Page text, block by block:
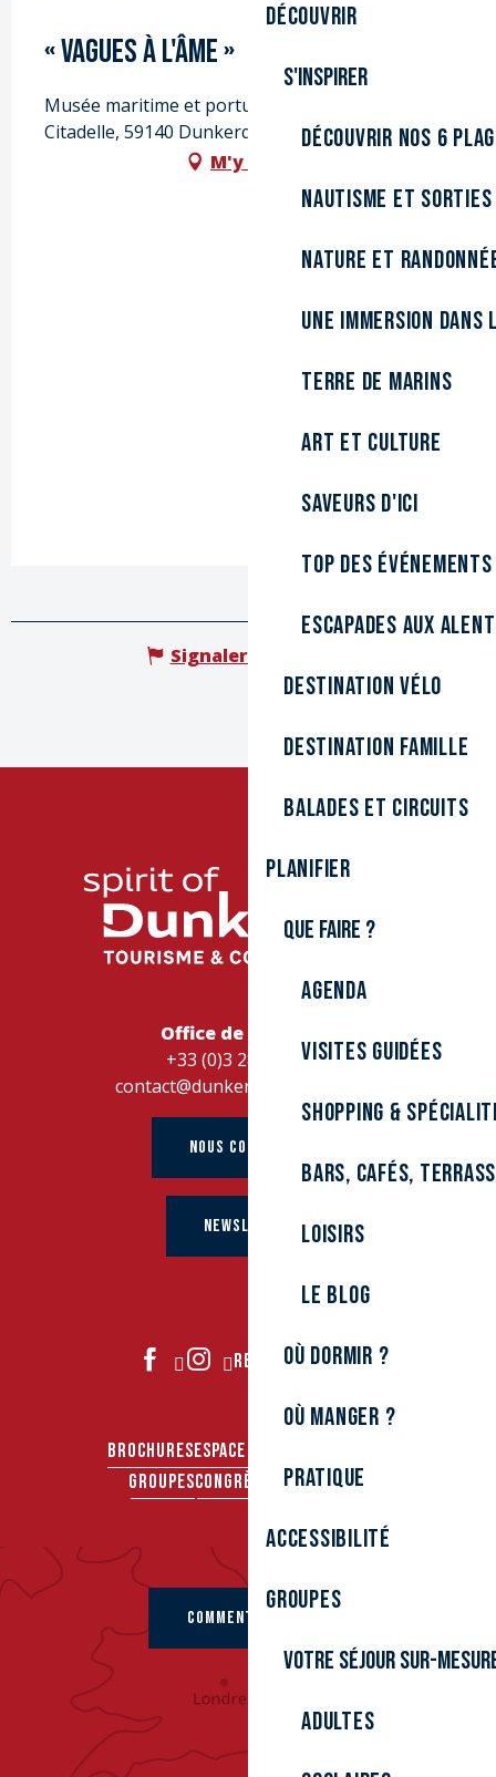
Découvrir
S'inspirer
Découvrir nos 6
Nautisme et sorties
Nature et
Une immersion
Terre de marins
Art et culture
Saveurs d'ici
Top des événements
Escapades aux
Destination Vélo
Destination Famille
Balades et circuits
Planifier
Que faire ?
Agenda
Visites guidées
Shopping &
Bars, cafés,
Loisirs
Le Blog
Où dormir ?
Où manger ?
Pratique
Accessibilité
Groupes
Votre séjour sur-
Adultes
« Vagues à l'âme »
Musée maritime et portuaire, 9 quai de la
Citadelle, 59140 Dunkerque
M'y rendre
Signaler une erreur
Office de Tourisme
+33 (0)3 28 26 27 28
contact@dunkerque-tourisme.fr
NOUS CONTACTER
NEWSLETTER
REJOIGNEZ-NOUS
BROCHURESESPACE PRO
GROUPESCONGRÈS & SÉMINAIRES
COMMENT VENIR ?